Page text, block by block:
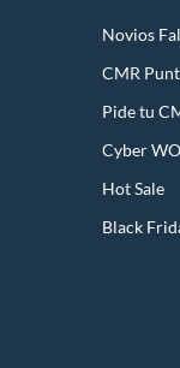
Novios
CMR
Pide tu
Cyber
Hot Sale
Black